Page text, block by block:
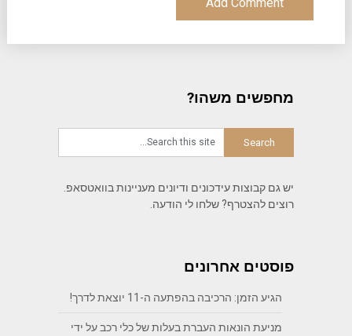
מחפשים משהו?
יש גם קבוצות עידכונים ודיונים מעניינות בוואטסאפ.
רוצים להצטרף? שלחו לי הודעה.
פוסטים אחרונים
הגיע הזמן: הרכיבה בהפתעה ה-11 יוצאת לדרך!
מניעת הונאות העברת בעלות של כלי רכב על ידי